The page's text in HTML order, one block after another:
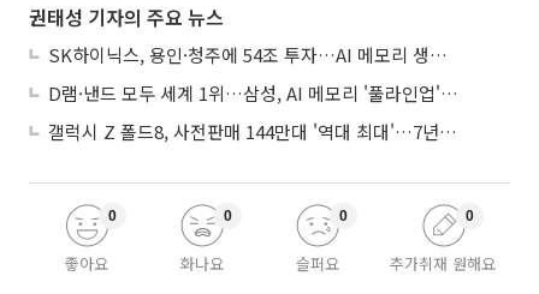
권태성 기자의 주요 뉴스
SK하이닉스, 용인·청주에 54조 투자…AI 메모리 생산기지 키운다
D램·낸드 모두 세계 1위…삼성, AI 메모리 '풀라인업'으로 승부
갤럭시 Z 폴드8, 사전판매 144만대 '역대 최대'…7년만에 갤노트10 기록 넘어
좋아요
0
화나요
0
슬퍼요
0
추가취재 원해요
0